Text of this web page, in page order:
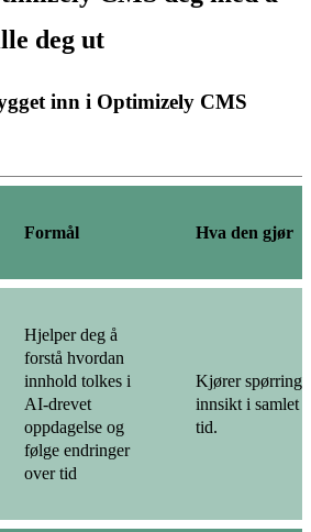
deg ut
inn i Optimizely CMS
Formål Hva den gjør
Hjelper deg å
forstå hvordan
innhold tolkes i
AI-drevet
oppdagelse og
følge endringer
over tid
Kjører
innsikt i samlet
tid.